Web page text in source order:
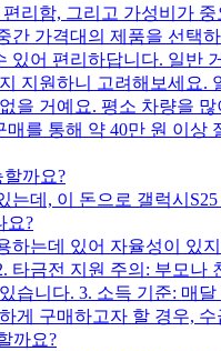
리함, 그리고 가성비가
간 가격대의 제품을 선택
있어 편리하답니다. 일반
지원하니 고려해보세요
을 거예요. 평소 차량을
를 통해 약 40만 원 이상
까요?
는데, 이 돈으로 갤럭시
요?
하는데 있어 자율성이 있
타금전 지원 주의: 부모
습니다. 3. 소득 기준: 매
게 구매하고자 할 경우,
까요?